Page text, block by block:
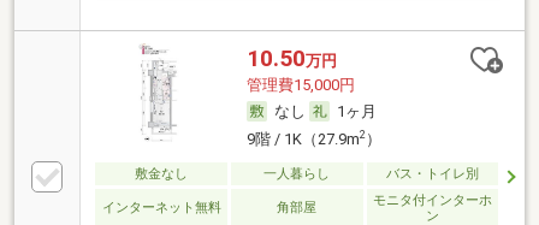
10.50万円
管理費15,000円
なし
1ヶ月
9階 / 1K（27.9m2）
敷金なし 一人暮らし バス・トイレ別
インターネット無料 角部屋
モニタ付インターホ
ン